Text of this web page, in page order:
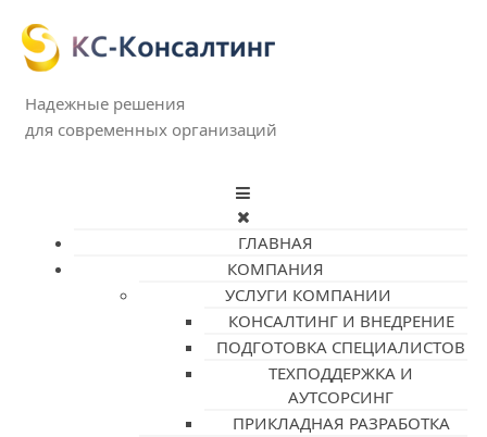
Надежные решения
для современных организаций
ГЛАВНАЯ
КОМПАНИЯ
УСЛУГИ КОМПАНИИ
КОНСАЛТИНГ И ВНЕДРЕНИЕ
ПОДГОТОВКА СПЕЦИАЛИСТОВ
ТЕХПОДДЕРЖКА И
АУТСОРСИНГ
ПРИКЛАДНАЯ РАЗРАБОТКА